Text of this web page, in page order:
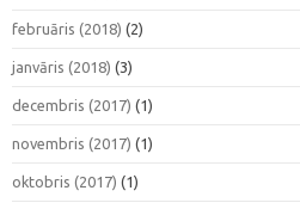
februāris (2018) (2)
janvāris (2018) (3)
decembris (2017) (1)
novembris (2017) (1)
oktobris (2017) (1)